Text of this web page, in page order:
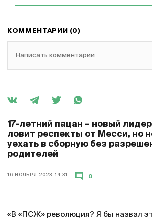
КОММЕНТАРИИ (0)
Написать комментарий
17-летний пацан – новый
ловит респекты от Месси, но
уехать в сборную без
родителей
16 НОЯБРЯ 2023, 14:31 0
«В «ПСЖ» революция? Я бы назвал